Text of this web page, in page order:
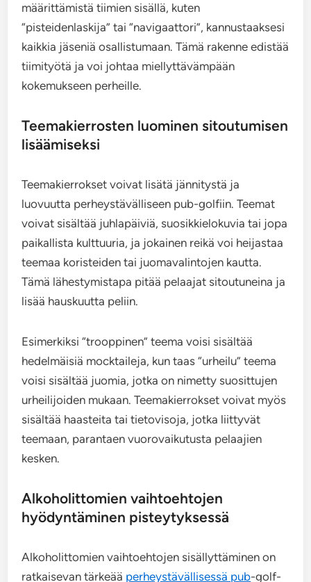
määrittämistä tiimien sisällä, kuten
“pisteidenlaskija” tai “navigaattori”, kannustaaksesi
kaikkia jäseniä osallistumaan. Tämä rakenne edistää
tiimityötä ja voi johtaa miellyttävämpään
kokemukseen perheille.
Teemakierrosten luominen sitoutumisen
lisäämiseksi
Teemakierrokset voivat lisätä jännitystä ja
luovuutta perheystävälliseen pub-golfiin. Teemat
voivat sisältää juhlapäiviä, suosikkielokuvia tai jopa
paikallista kulttuuria, ja jokainen reikä voi heijastaa
teemaa koristeiden tai juomavalintojen kautta.
Tämä lähestymistapa pitää pelaajat sitoutuneina ja
lisää hauskuutta peliin.
Esimerkiksi “trooppinen” teema voisi sisältää
hedelmäisiä mocktaileja, kun taas “urheilu” teema
voisi sisältää juomia, jotka on nimetty suosittujen
urheilijoiden mukaan. Teemakierrokset voivat myös
sisältää haasteita tai tietovisoja, jotka liittyvät
teemaan, parantaen vuorovaikutusta pelaajien
kesken.
Alkoholittomien vaihtoehtojen
hyödyntäminen pisteytyksessä
Alkoholittomien vaihtoehtojen sisällyttäminen on
ratkaisevan tärkeää perheystävällisessä pub-golf-